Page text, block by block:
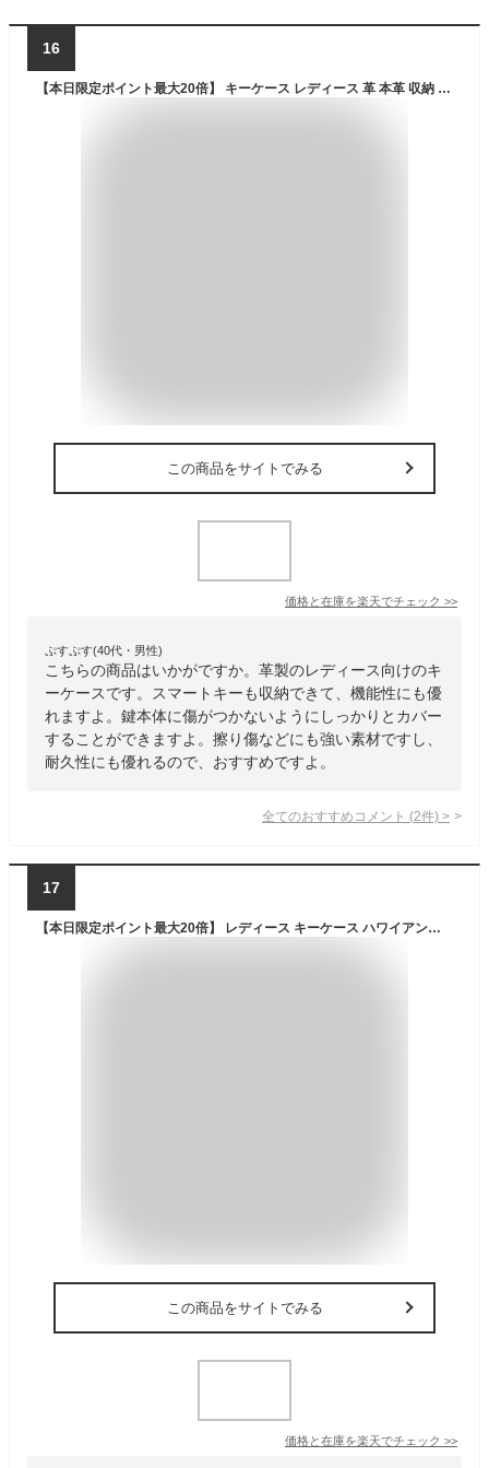
16
【本日限定ポイント最大20倍】 キーケース レディース 革 本革 収納 スマートキー スマートキーカバー ケース キーホルダー キーレス レディース スマートキーケース 家の鍵 トヨタ キーフック カード カギ キーケース
この商品をサイトでみる
価格と在庫を楽天でチェック >>
ぷすぷす(40代・男性)
こちらの商品はいかがですか。革製のレディース向けのキ
ーケースです。スマートキーも収納できて、機能性にも優
れますよ。鍵本体に傷がつかないようにしっかりとカバー
することができますよ。擦り傷などにも強い素材ですし、
耐久性にも優れるので、おすすめですよ。
全てのおすすめコメント (2件) >
17
【本日限定ポイント最大20倍】 レディース キーケース ハワイアン柄 革 本革 収納 スマートキー スマートキーカバー ケース キーホルダー レディース 車 の 鍵 が 入る キー ケース スマートキーケース 家の鍵 キーフック カード カギ
この商品をサイトでみる
価格と在庫を楽天でチェック >>